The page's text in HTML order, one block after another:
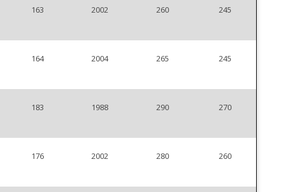
163 2002 260 245
164 2004 265 245
183 1988 290 270
176 2002 280 260